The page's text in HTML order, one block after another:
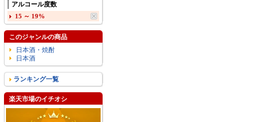
アルコール度数
15 ～ 19%
このジャンルの商品
日本酒・焼酎
日本酒
ランキング一覧
楽天市場のイチオシ